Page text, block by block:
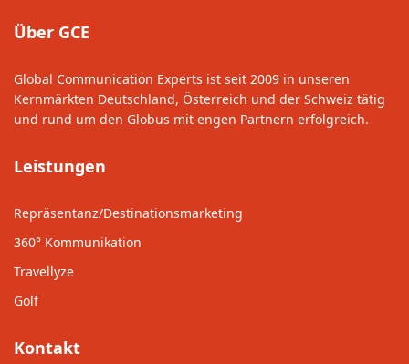
Über GCE
Global Communication Experts ist seit 2009 in unseren
Kernmärkten Deutschland, Österreich und der Schweiz tätig
und rund um den Globus mit engen Partnern erfolgreich.
Leistungen
Repräsentanz/Destinationsmarketing
360° Kommunikation
Travellyze
Golf
Kontakt